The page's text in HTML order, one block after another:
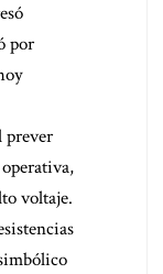
por
prever
voltaje.